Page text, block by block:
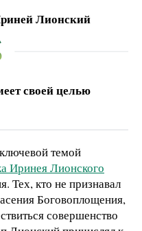
Лионский
своей целью
темой
Иринея Лионского
Тех, кто не признавал
Боговоплощения,
совершенство